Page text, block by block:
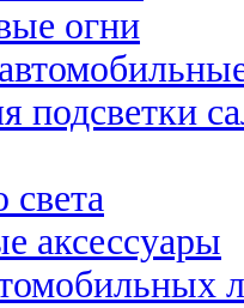
огни
подсветки
света
аксессуары